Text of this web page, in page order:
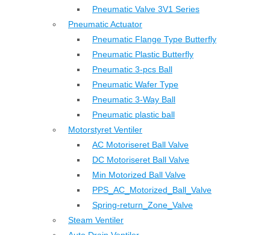
Pneumatic Valve 3V1 Series
Pneumatic Actuator
Pneumatic Flange Type Butterfly
Pneumatic Plastic Butterfly
Pneumatic 3-pcs Ball
Pneumatic Wafer Type
Pneumatic 3-Way Ball
Pneumatic plastic ball
Motorstyret Ventiler
AC Motoriseret Ball Valve
DC Motoriseret Ball Valve
Min Motorized Ball Valve
PPS_AC_Motorized_Ball_Valve
Spring-return_Zone_Valve
Steam Ventiler